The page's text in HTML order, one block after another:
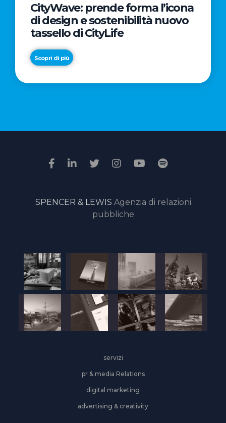
CityWave: prende forma l’icona
di design e sostenibilità nuovo
tassello di CityLife
Scopri di più
News
“Passione
il
della
giuria
online
SPENCER & LEWIS Agenzia di relazioni
pubbliche
servizi
pr & media Relations
digital marketing
advertising & creativity